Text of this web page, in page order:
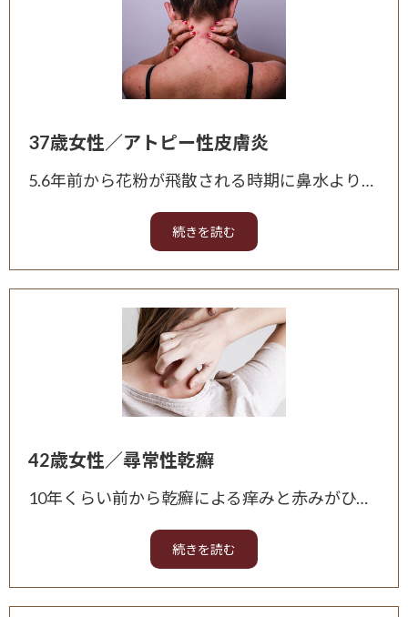
37歳女性／アトピー性皮膚炎
5.6年前から花粉が飛散される時期に鼻水よりも皮膚炎がひどくなり、アトピー性皮膚炎と診断されました。 アレルギーチェックを受けて、スギ花粉症とマラセチアが特に反応しているようだと知りました。 皮膚
42歳女性／尋常性乾癬
10年くらい前から乾癬による痒みと赤みがひどく、特に最近は頭皮、顔、背中の症状がひどいとのことでご相談頂きました。 初回の漢方相談の結果、『解毒作用のある漢方薬』を1ヵ月分お出ししました。